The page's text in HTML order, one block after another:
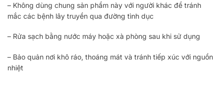
– Không dùng chung sản phẩm này với người khác để tránh
mắc các bệnh lây truyền qua đường tình dục
– Rửa sạch bằng nước máy hoặc xà phòng sau khi sử dụng
– Bảo quản nơi khô ráo, thoáng mát và tránh tiếp xúc với nguồn
nhiệt